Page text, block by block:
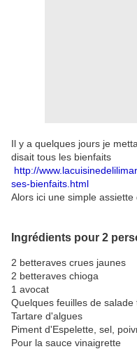
Il y a quelques jours je
disait tous les bienfaits
http://
ses-bienfaits.html
Alors ici une simple assiette
Ingrédients pour 2
2 betteraves crues jaunes
2 betteraves chioga
1 avocat
Quelques feuilles de salade
Tartare d'algues
Piment d'Espelette, sel,
Pour la sauce vinaigrette